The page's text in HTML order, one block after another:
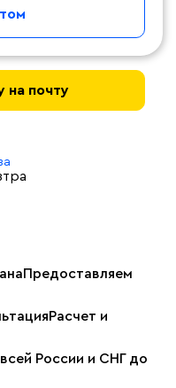
на почту
Предоставляем
Расчет и
России и СНГ до